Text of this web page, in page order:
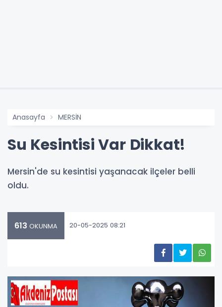
Anasayfa MERSİN
Su Kesintisi Var Dikkat!
Mersin'de su kesintisi yaşanacak ilçeler belli
oldu.
613 OKUNMA 20-05-2025 08:21